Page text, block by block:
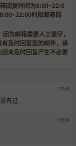
回复时间为8:00~22:0
时段邮箱回
为邮箱需要人工值守，
及时回复您的邮件，请
未及时回复产生不必要
1天前
有过
3天前